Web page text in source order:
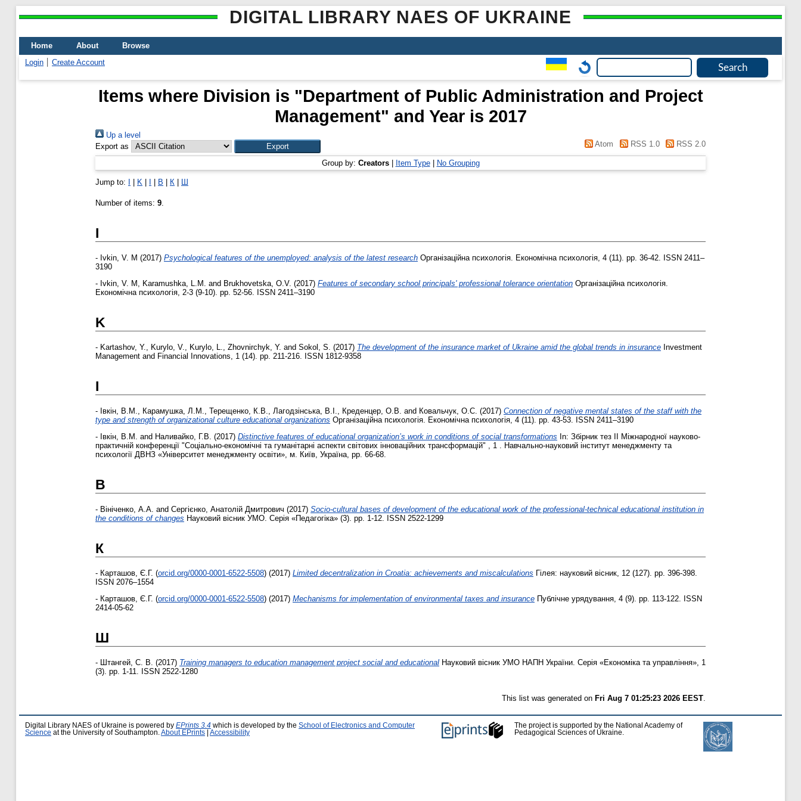
DIGITAL LIBRARY NAES OF UKRAINE
Home About
Browse
Login
Create Account
Items where Division is "Department of Public Administration and Project
Management" and Year is 2017
Up a level
Export as
Atom RSS 1.0 RSS 2.0
Group by: Creators| Item Type| No Grouping
Jump to: K В К Ш
Number of items: 9.
I
- Ivkin, V. M (2017) Psychological features of the unemployed: analysis of the latest research Організаційна психологія. Економічна психологія, 4 (11). pp. 36-42. ISSN 2411–
3190
- Ivkin, V. M , Karamushka, L.M. and Brukhovetska, O.V. (2017) Features of secondary school principals' professional tolerance orientation Організаційна психологія.
Економічна психологія, 2-3 (9-10). pp. 52-56. ISSN 2411–3190
K
- Kartashov, Y., Kurylo, V., Kurylo, L., Zhovnirchyk, Y. and Sokol, S. (2017) The development of the insurance market of Ukraine amid the global trends in insurance Investment
Management and Financial Innovations, 1 (14). pp. 211-216. ISSN 1812-9358
І
- Івкін, В.М., Карамушка, Л.М., Терещенко, К.В., Лагодзінська, В.І., Креденцер, О.В. and Ковальчук, О.С. (2017) Connection of negative mental states of the staff with the
type and strength of organizational culture educational organizations Організаційна психологія. Економічна психологія, 4 (11). pp. 43-53. ISSN 2411–3190
- Івкін, В.М. and Наливайко, Г.В. (2017) Distinctive features of educational organization’s work in conditions of social transformations In: Збірник тез ІІ Міжнародної науково-
практичній конференції "Соціально-економічні та гуманітарні аспекти світових інноваційних трансформацій" , 1 . Навчально-науковий інститут менеджменту та
психології ДВНЗ «Університет менеджменту освіти», м. Київ, Україна, pp. 66-68.
В
- Вініченко, А.А. and Сергієнко, Анатолій Дмитрович (2017) Socio-cultural bases of development of the educational work of the professional-technical educational institution in
the conditions of changes Науковий вісник УМО. Серія «Педагогіка» (3). pp. 1-12. ISSN 2522-1299
К
- Карташов, Є.Г. (orcid.org/0000-0001-6522-5508) (2017) Limited decentralization in Croatia: achievements and miscalculations Гілея: науковий вісник, 12 (127). pp. 396-398.
ISSN 2076–1554
- Карташов, Є.Г. (orcid.org/0000-0001-6522-5508) (2017) Mechanisms for implementation of environmental taxes and insurance Публічне урядування, 4 (9). pp. 113-122. ISSN
2414-05-62
Ш
- Штангей, С. В. (2017) Training managers to education management project social and educational Науковий вісник УМО НАПН України. Серія «Економіка та управління», 1
(3). pp. 1-11. ISSN 2522-1280
This list was generated on Fri Aug 7 01:25:23 2026 EEST.
Digital Library NAES of Ukraine is powered by EPrints 3.4 which is developed by the School of Electronics and Computer
Science at the University of Southampton. About EPrints Accessibility
The project is supported by the National Academy of
Pedagogical Sciences of Ukraine.